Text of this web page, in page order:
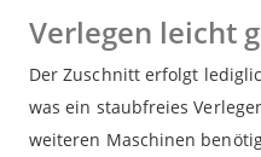
Verlegen leicht
Der Zuschnitt erfolgt
was ein staubfreies
weiteren Maschinen